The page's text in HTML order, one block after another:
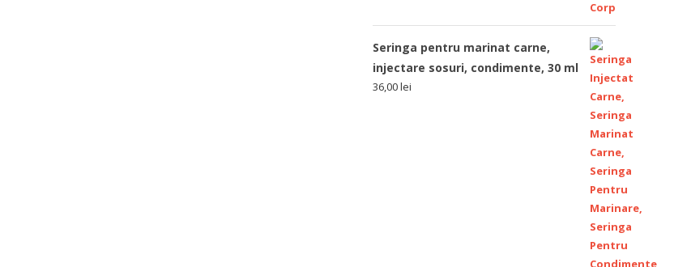
Seringa pentru marinat carne,
injectare sosuri, condimente, 30 ml
36,00lei